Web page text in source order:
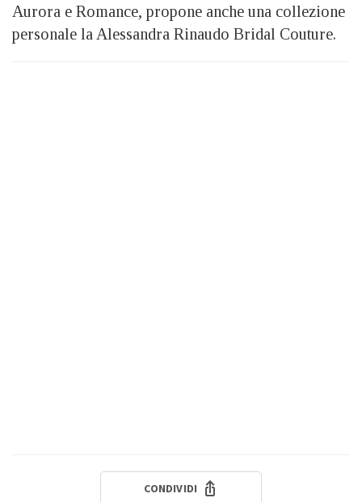
Aurora e Romance, propone anche una collezione
personale la Alessandra Rinaudo Bridal Couture.
CONDIVIDI